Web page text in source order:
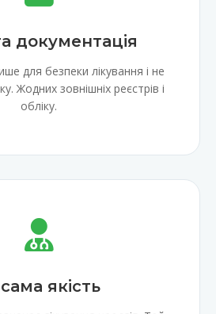
документація
для безпеки лікування і не
Жодних зовнішніх реєстрів і
обліку.
якість